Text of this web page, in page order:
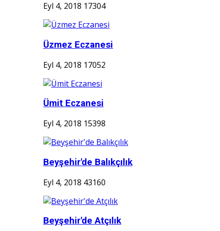
Eyl 4, 2018 17304
Üzmez Eczanesi
Eyl 4, 2018 17052
Ümit Eczanesi
Eyl 4, 2018 15398
Beyşehir'de Balıkçılık
Eyl 4, 2018 43160
Beyşehir'de Atçılık